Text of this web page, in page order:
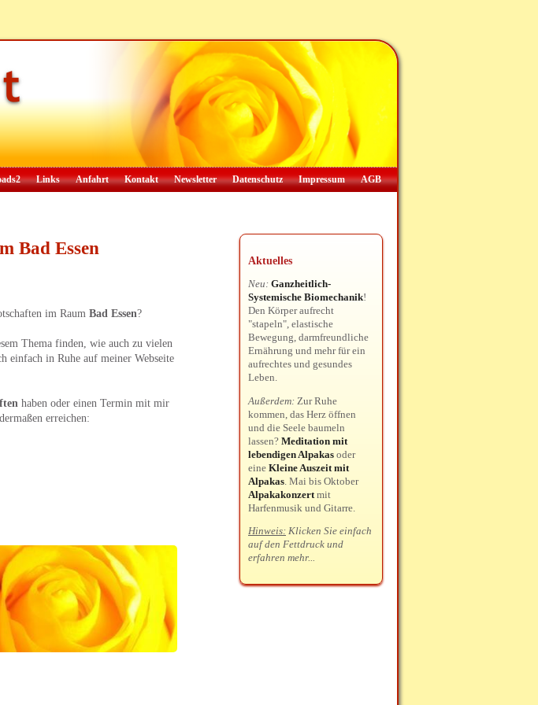
Links Anfahrt Kontakt Newsletter Datenschutz Impressum AGB
Bad Essen
im Raum Bad Essen?
Thema finden, wie auch zu vielen
einfach in Ruhe auf meiner Webseite
haben oder einen Termin mit mir
erreichen:
Aktuelles
Neu: Ganzheitlich-
Systemische Biomechanik!
Den Körper aufrecht
"stapeln", elastische
Bewegung, darmfreundliche
Ernährung und mehr für ein
aufrechtes und gesundes
Leben.
Außerdem: Zur Ruhe
kommen, das Herz öffnen
und die Seele baumeln
lassen? Meditation mit
lebendigen Alpakas oder
eine Kleine Auszeit mit
Alpakas . Mai bis Oktober
Alpakakonzert mit
Harfenmusik und Gitarre.
Hinweis: Klicken Sie einfach
auf den Fettdruck und
erfahren mehr...